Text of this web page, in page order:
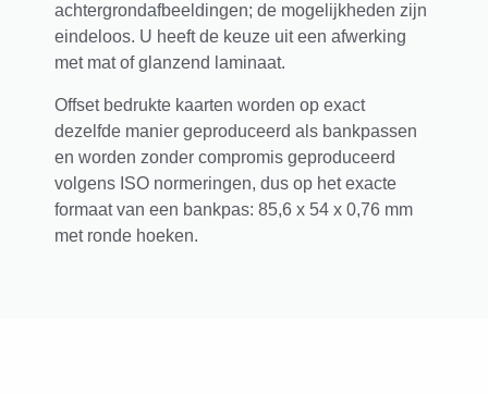
achtergrondafbeeldingen; de mogelijkheden zijn
eindeloos. U heeft de keuze uit een afwerking
met mat of glanzend laminaat.
Offset bedrukte kaarten worden op exact
dezelfde manier geproduceerd als bankpassen
en worden zonder compromis geproduceerd
volgens ISO normeringen, dus op het exacte
formaat van een bankpas: 85,6 x 54 x 0,76 mm
met ronde hoeken.